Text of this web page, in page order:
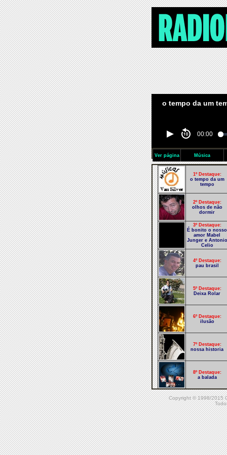
o tempo da um
00:00
Ver página Música
1º Destaque:
o tempo da um
tempo
2º Destaque:
olhos de não
dormir
3º Destaque:
É bonito o nosso
amor Mabel
Junger e Antonio
Celio
4º Destaque:
pau brasil
5º Destaque:
Deixa Rolar
6º Destaque:
ilusão
7º Destaque:
nossa historia
8º Destaque:
a balada
9º Destaque:
cigarras e
formigas
10º Destaque:
Lost Glov Versão
de Idéia no Ar
Copyright © 1998/2015